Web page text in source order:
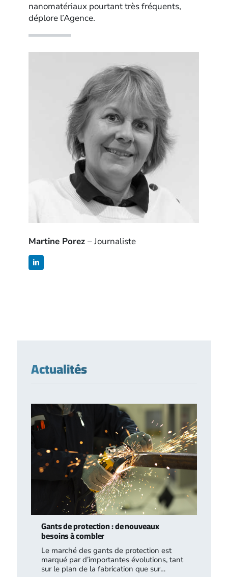
nanomatériaux pourtant très fréquents,
déplore l’Agence.
Martine Porez– Journaliste
Actualités
Gants de protection : de nouveaux
besoins à combler
Le marché des gants de protection est
marqué par d’importantes évolutions, tant
sur le plan de la fabrication que sur…